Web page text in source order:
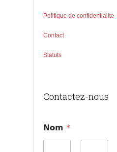
Politique de confidentialite
Contact
Statuts
Contactez-nous
Nom*